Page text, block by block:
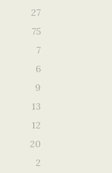
27
75
7
6
9
13
12
20
2